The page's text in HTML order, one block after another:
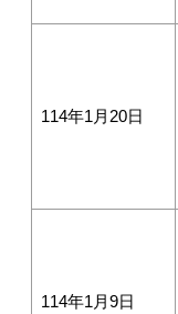
114年1月20日
114年1月9日